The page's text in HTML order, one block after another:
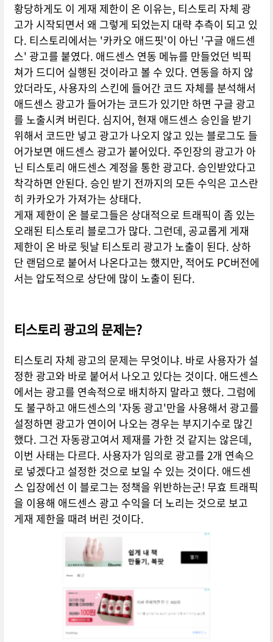
황당하게도 이 게재 제한이 온 이유는, 티스토리 자체 광
고가 시작되면서 왜 그렇게 되었는지 대략 추측이 되고 있
다. 티스토리에서는 '카카오 애드핏'이 아닌 '구글 애드센
스' 광고를 붙였다. 애드센스 연동 메뉴를 만들었던 빅픽
쳐가 드디어 실행된 것이라고 볼 수 있다. 연동을 하지 않
았더라도, 사용자의 스킨에 들어간 코드 자체를 분석해서
애드센스 광고가 들어가는 코드가 있기만 하면 구글 광고
를 노출시켜 버린다. 심지어, 현재 애드센스 승인을 받기
위해서 코드만 넣고 광고가 나오지 않고 있는 블로그도 들
어가보면 애드센스 광고가 붙어있다. 주인장의 광고가 아
닌 티스토리 애드센스 계정을 통한 광고다. 승인받았다고
착각하면 안된다. 승인 받기 전까지의 모든 수익은 고스란
히 카카오가 가져가는 상태다.
게재 제한이 온 블로그들은 상대적으로 트래픽이 좀 있는
오래된 티스토리 블로그가 많다. 그런데, 공교롭게 게재
제한이 온 바로 뒷날 티스토리 광고가 노출이 된다. 상하
단 랜덤으로 붙어서 나온다고는 했지만, 적어도 PC버전에
서는 압도적으로 상단에 많이 노출이 된다.
티스토리 광고의 문제는?
티스토리 자체 광고의 문제는 무엇이냐. 바로 사용자가 설
정한 광고와 바로 붙어서 나오고 있다는 것이다. 애드센스
에서는 광고를 연속적으로 배치하지 말라고 했다. 그럼에
도 불구하고 애드센스의 '자동 광고'만을 사용해서 광고를
설정하면 광고가 연이어 나오는 경우는 부지기수로 많긴
했다. 그건 자동광고여서 제재를 가한 것 같지는 않은데,
이번 사태는 다르다. 사용자가 임의로 광고를 2개 연속으
로 넣겠다고 설정한 것으로 보일 수 있는 것이다. 애드센
스 입장에선 이 블로그는 정책을 위반하는군! 무효 트래픽
을 이용해 애드센스 광고 수익을 더 노리는 것으로 보고
게재 제한을 때려 버린 것이다.